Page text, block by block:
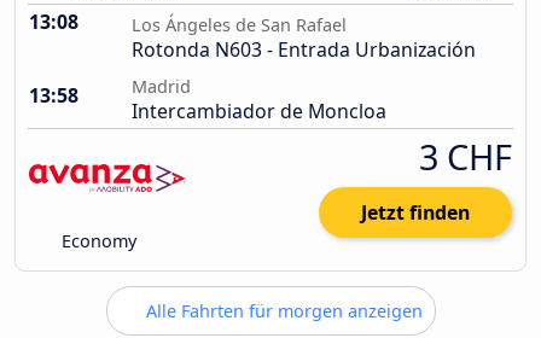
13:08 Los Ángeles de San Rafael
Rotonda N603 - Entrada Urbanización
13:58
Madrid
Intercambiador de Moncloa
Economy
3 CHF
Jetzt finden
Alle Fahrten für morgen anzeigen